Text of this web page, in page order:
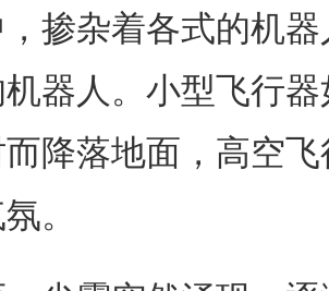
掺杂着各式的机
器人。小型飞行
降落地面，高空
。